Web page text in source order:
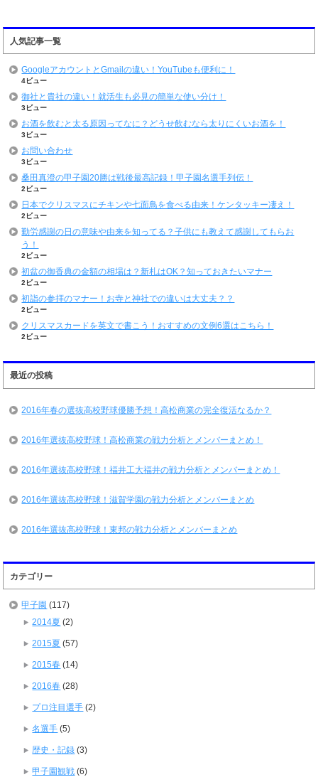
人気記事一覧
GoogleアカウントとGmailの違い！YouTubeも便利に！
4ビュー
御社と貴社の違い！就活生も必見の簡単な使い分け！
3ビュー
お酒を飲むと太る原因ってなに？どうせ飲むなら太りにくいお酒を！
3ビュー
お問い合わせ
3ビュー
桑田真澄の甲子園20勝は戦後最高記録！甲子園名選手列伝！
2ビュー
日本でクリスマスにチキンや七面鳥を食べる由来！ケンタッキー凄え！
2ビュー
勤労感謝の日の意味や由来を知ってる？子供にも教えて感謝してもらお
う！
2ビュー
初盆の御香典の金額の相場は？新札はOK？知っておきたいマナー
2ビュー
初詣の参拝のマナー！お寺と神社での違いは大丈夫？？
2ビュー
クリスマスカードを英文で書こう！おすすめの文例6選はこちら！
2ビュー
最近の投稿
2016年春の選抜高校野球優勝予想！高松商業の完全復活なるか？
2016年選抜高校野球！高松商業の戦力分析とメンバーまとめ！
2016年選抜高校野球！福井工大福井の戦力分析とメンバーまとめ！
2016年選抜高校野球！滋賀学園の戦力分析とメンバーまとめ
2016年選抜高校野球！東邦の戦力分析とメンバーまとめ
カテゴリー
甲子園 (117)
2014夏 (2)
2015夏 (57)
2015春 (14)
2016春 (28)
プロ注目選手 (2)
名選手 (5)
歴史・記録 (3)
甲子園観戦 (6)